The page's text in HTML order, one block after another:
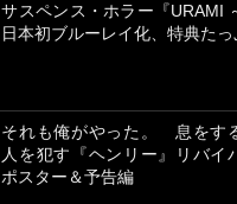
サスペンス・ホラー『URAMI
日本初ブルーレイ化、特典たっ
それも俺がやった。 息をす
人を犯す『ヘンリー』リバイ
ポスター＆予告編